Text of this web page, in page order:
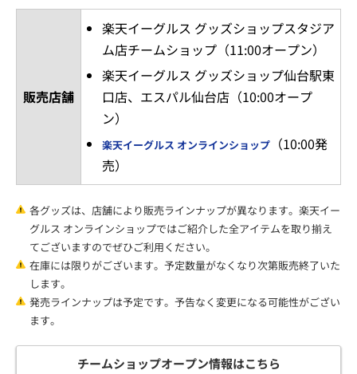
販売店舗
楽天イーグルス グッズショップスタジア
ム店チームショップ（11:00オープン）
楽天イーグルス グッズショップ仙台駅東
口店、エスパル仙台店（10:00オープ
ン）
楽天イーグルス オンラインショップ（10:00発
売）
各グッズは、店舗により販売ラインナップが異なります。楽天イー
グルス オンラインショップではご紹介した全アイテムを取り揃え
てございますのでぜひご利用ください。
在庫には限りがございます。予定数量がなくなり次第販売終了いた
します。
発売ラインナップは予定です。予告なく変更になる可能性がござい
ます。
チームショップオープン情報はこちら